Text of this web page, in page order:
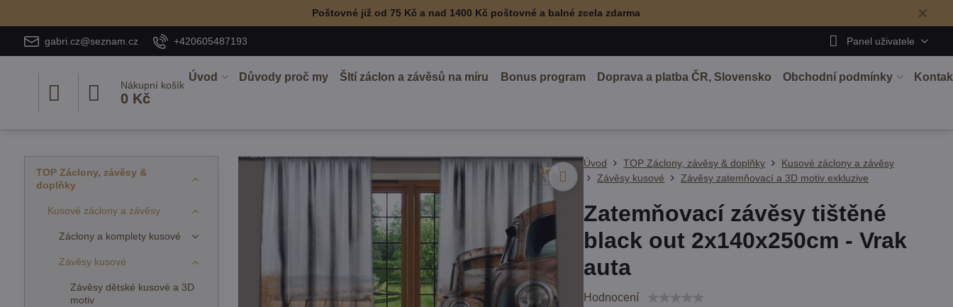
✕
Poštovné již od 75 Kč a nad 1400 Kč poštovné a balné zcela zdarma
gabri.cz@seznam.cz +420605487193 Panel uživatele
Nákupní košík
0 Kč
Úvod Důvody proč my ŠItí záclon a závěsů na míru Bonus program Doprava a platba ČR, Slovensko Obchodní podmínky
Úvod TOP Záclony, závěsy & doplňky
Kusové záclony a závěsy
Závěsy kusové
Závěsy zatemňovací a 3D motiv exkluzive
Zatemňovací závěsy tištěné
black out 2x140x250cm - Vrak
auta
Hodnocení
TOP Záclony, závěsy &
doplňky
Kusové záclony a závěsy
Záclony a komplety kusové
Závěsy kusové
Závěsy dětské kusové a 3D
motiv